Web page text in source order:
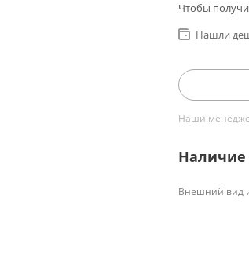
Чтобы
Нашли
Наши
Наличие
Внешний вид